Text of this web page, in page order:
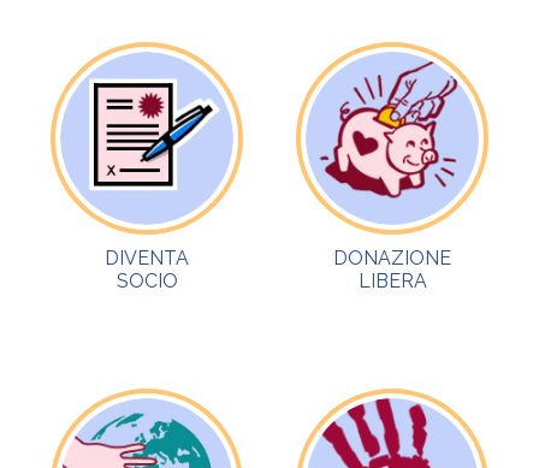
DIVENTA
SOCIO
DONAZIONE
LIBERA